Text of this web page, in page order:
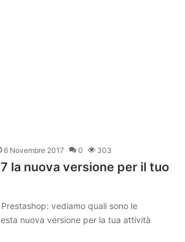
6 Novembre 2017 0 303
la nuova versione per il tuo
vediamo quali sono le
nuova versione per la tua attività